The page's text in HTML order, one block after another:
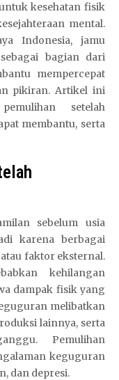
kesehatan fisik
mental.
Indonesia, jamu
bagian dari
mempercepat
pikiran. Artikel ini
setelah
membantu, serta
sebelum usia
karena berbagai
faktor eksternal.
kehilangan
dampak fisik yang
melibatkan
lainnya, serta
Pemulihan
keguguran
dan depresi.